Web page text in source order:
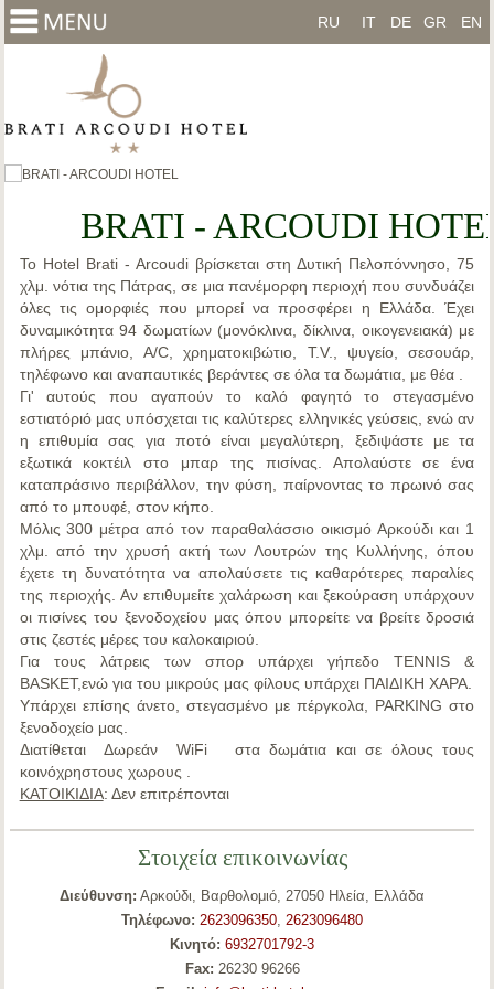
EN
GR
DE
IT
RU
BRATI - ARCOUDI
Το Hotel Brati - Arcoudiβρίσκεται στηΔυτική Πελοπόννησο , 75
χλμ. νότια της Πάτρας , σε μια πανέμορφη περιοχή που συνδυάζει
όλες τις ομορφιές που μπορεί να προσφέρει η Ελλάδα. Έχει
δυναμικότητα 94 δωματίων (μονόκλινα, δίκλινα, οικογενειακά) με
πλήρες μπάνιο, A/C, χρηματοκιβώτιο, T.V., ψυγείο, σεσουάρ,
τηλέφωνο και αναπαυτικές βεράντες σε όλα τα δωμάτια, με θέα .
Γι' αυτούς που αγαπούν το καλό φαγητό το στεγασμένο
εστιατόριό μας υπόσχεται τις καλύτερες ελληνικές γεύσεις, ενώ αν
η επιθυμία σας για ποτό είναι μεγαλύτερη, ξεδιψάστε με τα
εξωτικά κοκτέιλ στο μπαρ της πισίνας. Απολαύστε σε ένα
καταπράσινο περιβάλλον, την φύση, παίρνοντας το πρωινό σας
από το μπουφέ, στον κήπο.
Μόλις 300 μέτρα από τον παραθαλάσσιο οικισμό Αρκούδικαι 1
χλμ. από την χρυσή ακτή των Λουτρών της Κυλλήνης , όπου
έχετε τη δυνατότητα να απολαύσετε τις καθαρότερες παραλίες
της περιοχής. Αν επιθυμείτε χαλάρωση και ξεκούραση υπάρχουν
οι πισίνες του ξενοδοχείου μας όπου μπορείτε να βρείτε δροσιά
στις ζεστές μέρες του καλοκαιριού.
Για τους λάτρεις των σπορ υπάρχει γήπεδοTENNIS &
BASKET,ενώ για του μικρούς μας φίλους υπάρχει ΠΑΙΔΙΚΗ ΧΑΡΑ.
Υπάρχει επίσης άνετο, στεγασμένο με πέργκολα, PARKING στο
ξενοδοχείο μας.
Διατίθεται Δωρεάν WiFi
στα δωμάτια και σε όλους τους
κοινόχρηστους χωρους .
ΚΑΤΟΙΚΙΔΙΑ: Δεν επιτρέπονται
Στοιχεία επικοινωνίας
Διεύθυνση: Αρκούδι, Βαρθολομιό, 27050 Ηλεία, Ελλάδα
Τηλέφωνο: 2623096350 2623096480
Κινητό: 6932701792-3
Fax: 26230 96266